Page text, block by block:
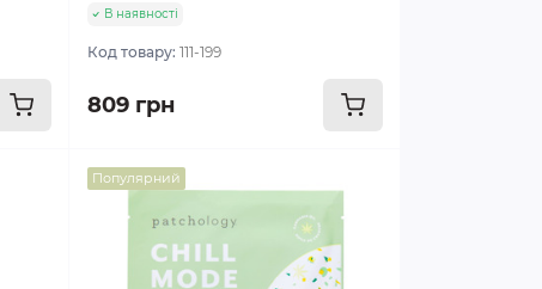
В наявності
Код товару:111-199
809 грн
Популярний